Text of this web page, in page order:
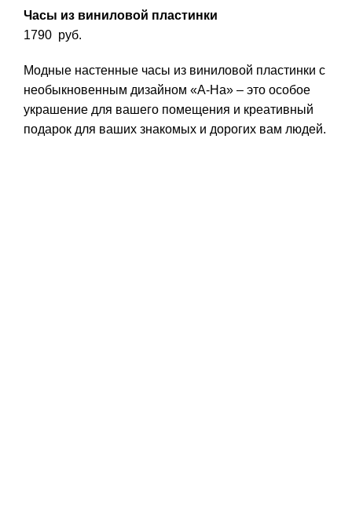
Часы из виниловой пластинки
1790 руб.
Модные настенные часы из виниловой пластинки с
необыкновенным дизайном «A-Ha» – это особое
украшение для вашего помещения и креативный
подарок для ваших знакомых и дорогих вам людей.